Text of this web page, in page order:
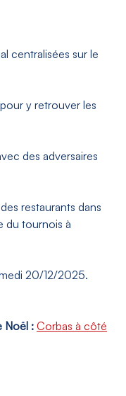
centralisées sur le
pour y retrouver les
des adversaires
restaurants dans
du tournois à
20/12/2025.
Noël : Corbas à côté